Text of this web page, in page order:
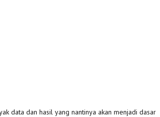
data dan hasil yang nantinya akan menjadi dasar